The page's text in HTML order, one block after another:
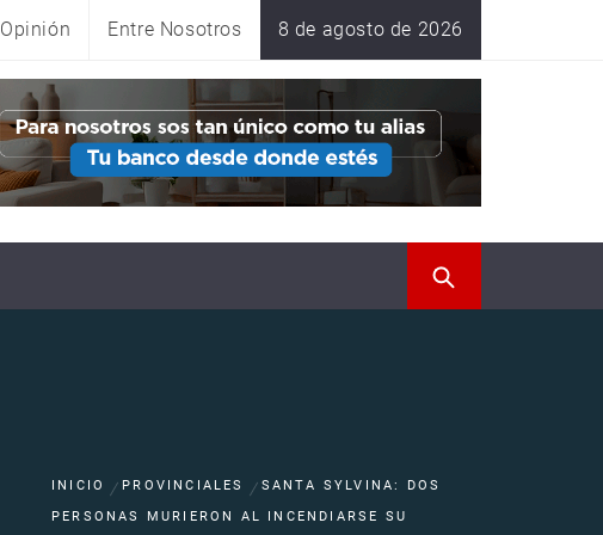
Opinión Entre Nosotros 8 de agosto de 2026
INICIO PROVINCIALES
SANTA SYLVINA: DOS
PERSONAS MURIERON AL INCENDIARSE SU